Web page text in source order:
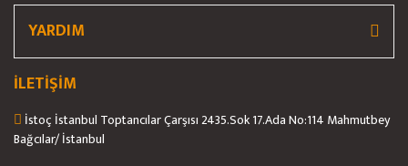
YARDIM
İLETİŞİM
İstoç İstanbul Toptancılar Çarşısı 2435.Sok 17.Ada No:114 Mahmutbey
Bağcılar/ İstanbul